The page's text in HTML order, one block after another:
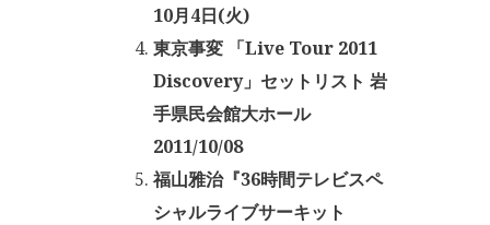
10月4日(火)
東京事変 「Live Tour 2011
Discovery」セットリスト 岩
手県民会館大ホール
2011/10/08
福山雅治『36時間テレビスペ
シャルライブサーキット